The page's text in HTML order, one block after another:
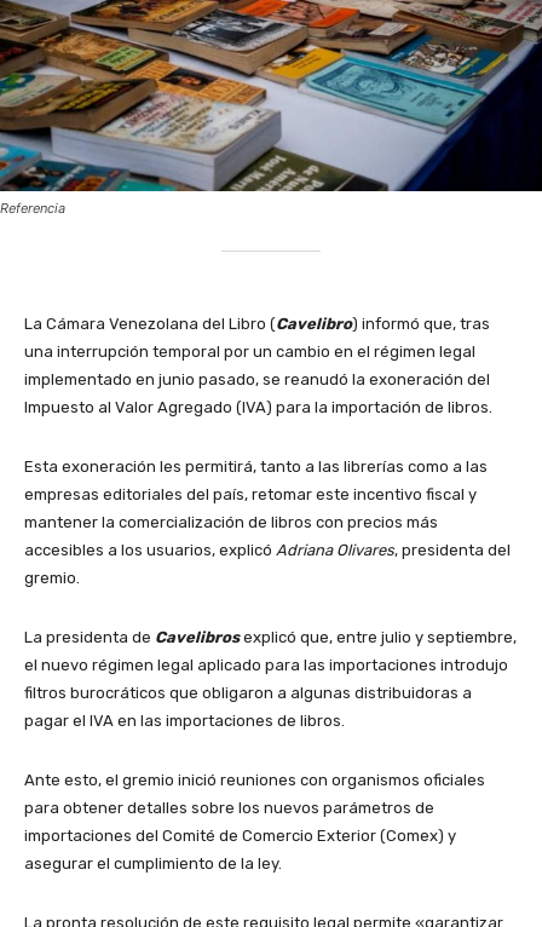
Referencia
La Cámara Venezolana del Libro (Cavelibro) informó que, tras
una interrupción temporal por un cambio en el régimen legal
implementado en junio pasado, se reanudó la exoneración del
Impuesto al Valor Agregado (IVA) para la importación de libros.
Esta exoneración les permitirá, tanto a las librerías como a las
empresas editoriales del país, retomar este incentivo fiscal y
mantener la comercialización de libros con precios más
accesibles a los usuarios, explicó Adriana Olivares, presidenta del
gremio.
La presidenta de Cavelibrosexplicó que, entre julio y septiembre,
el nuevo régimen legal aplicado para las importaciones introdujo
filtros burocráticos que obligaron a algunas distribuidoras a
pagar el IVA en las importaciones de libros.
Ante esto, el gremio inició reuniones con organismos oficiales
para obtener detalles sobre los nuevos parámetros de
importaciones del Comité de Comercio Exterior (Comex) y
asegurar el cumplimiento de la ley.
La pronta resolución de este requisito legal permite «garantizar